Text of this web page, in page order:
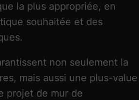
la plus appropriée, en
souhaitée et des
non seulement la
mais aussi une plus-value
projet de mur de